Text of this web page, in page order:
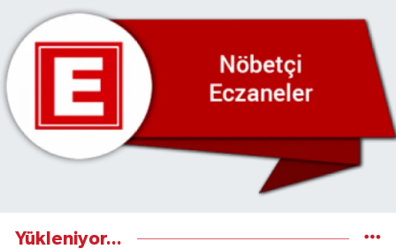
Yükleniyor...